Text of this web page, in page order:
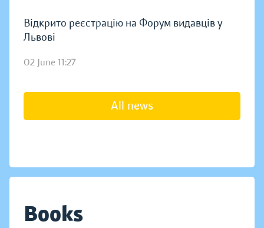
Відкрито реєстрацію на Форум видавців у
Львові
02 June 11:27
All news
Books